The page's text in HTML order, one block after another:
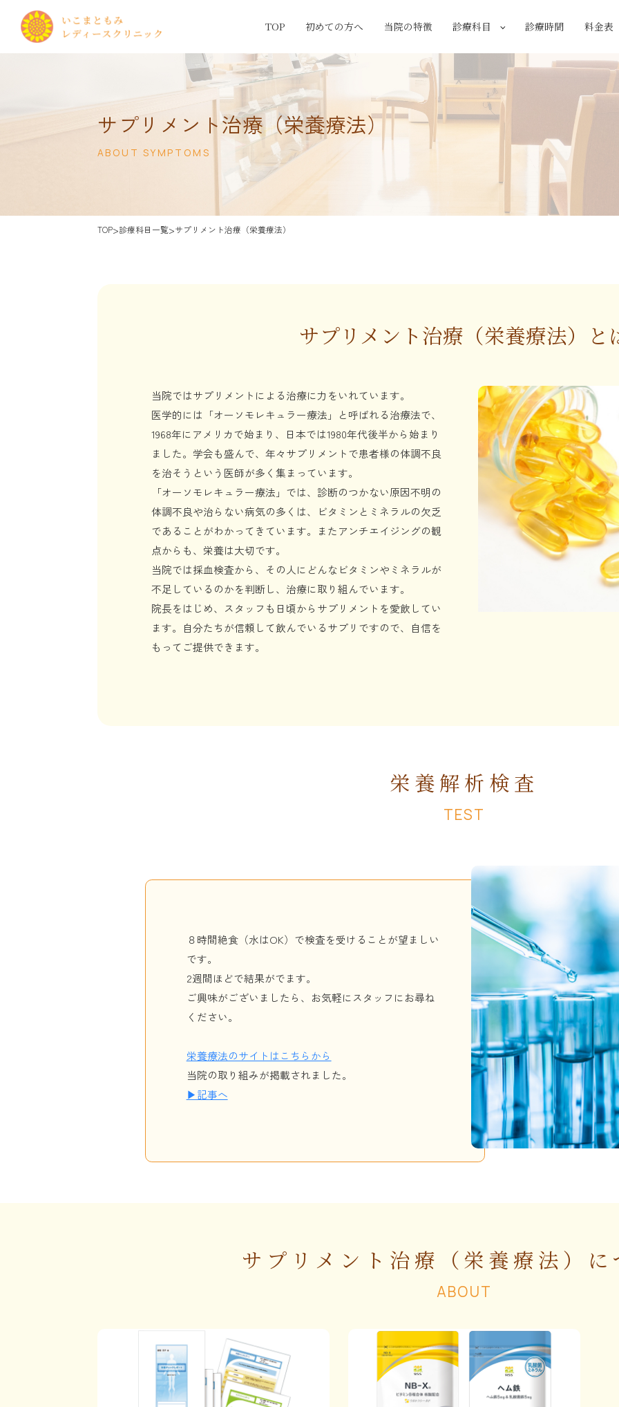
TOP 初めての方へ 当院の特徴 診療科目 診療時間 料金表
サプリメント治療（栄養療法）
ABOUT SYMPTOMS
TOP>診療科目一覧>サプリメント治療（栄養療法）
サプリメント治療（栄養療法）と
当院ではサプリメントによる治療に力をいれています。
医学的には「オーソモレキュラー療法」と呼ばれる治療法で、
1968年にアメリカで始まり、日本では1980年代後半から始まり
ました。学会も盛んで、年々サプリメントで患者様の体調不良
を治そうという医師が多く集まっています。
「オーソモレキュラー療法」では、診断のつかない原因不明の
体調不良や治らない病気の多くは、ビタミンとミネラルの欠乏
であることがわかってきています。またアンチエイジングの観
点からも、栄養は大切です。
当院では採血検査から、その人にどんなビタミンやミネラルが
不足しているのかを判断し、治療に取り組んでいます。
院長をはじめ、スタッフも日頃からサプリメントを愛飲してい
ます。自分たちが信頼して飲んでいるサプリですので、自信を
もってご提供できます。
栄養解析検査
TEST
８時間絶食（水はOK）で検査を受けることが望ましい
です。
2週間ほどで結果がでます。
ご興味がございましたら、お気軽にスタッフにお尋ね
ください。
栄養療法のサイトはこちらから
当院の取り組みが掲載されました。
▶︎記事へ
サプリメント治療（栄養療法）
ABOUT